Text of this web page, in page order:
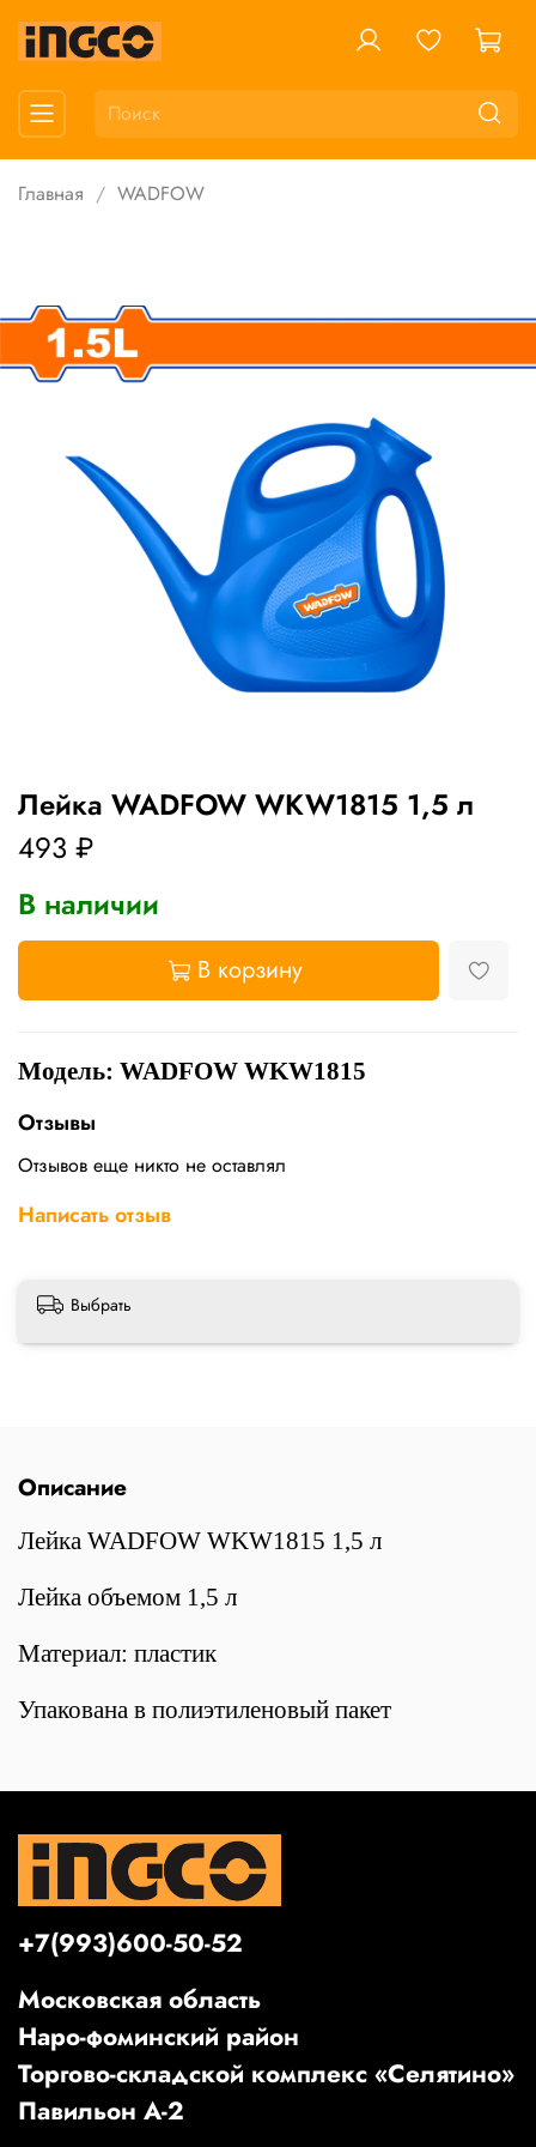
Главная WADFOW
Лейка WADFOW WKW1815 1,5 л
493 ₽
В наличии
В корзину
Модель: WADFOW WKW1815
Отзывы
Отзывов еще никто не оставлял
Написать отзыв
Выбрать
Описание
Лейка WADFOW WKW1815 1,5 л
Лейка объемом 1,5 л
Материал: пластик
Упакована в полиэтиленовый пакет
+7(993)600-50-52
Московская область
Наро-фоминский район
Торгово-складской комплекс «Селятино»
Павильон А-2